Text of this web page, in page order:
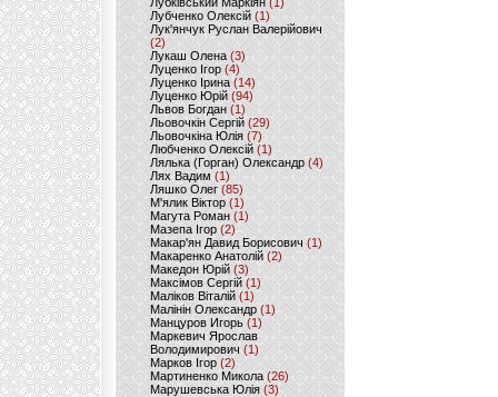
Лубченко Олексій (1)
Лук'янчук Руслан Валерійович
(2)
Лукаш Олена (3)
Луценко Ігор (4)
Луценко Ірина (14)
Луценко Юрій (94)
Львов Богдан (1)
Льовочкін Сергій (29)
Льовочкіна Юлія(7)
Любченко Олексій(1)
Лялька (Горган) Олександр(4)
Лях Вадим (1)
Ляшко Олег (85)
М'ялик Віктор(1)
Магута Роман(1)
Мазепа Ігор (2)
Макар'ян Давид Борисович(1)
Макаренко Анатолій (2)
Македон Юрій(3)
Максімов Сергій (1)
Маліков Віталій (1)
Малінін Олександр (1)
Манцуров Игорь (1)
Маркевич Ярослав
Володимирович (1)
Марков Ігор (2)
Мартиненко Микола (26)
Марушевська Юлія (3)